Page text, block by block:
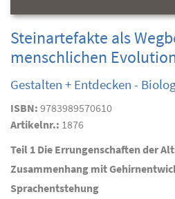
Steinartefakte als
menschlichen
Gestalten + Entdecken -
ISBN: 9783989570610
Artikelnr.: 1876
Teil 1 Die Errungenschaften der
Zusammenhang mit
Sprachentstehung